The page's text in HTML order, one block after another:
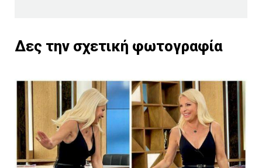
Δες την σχετική φωτογραφία